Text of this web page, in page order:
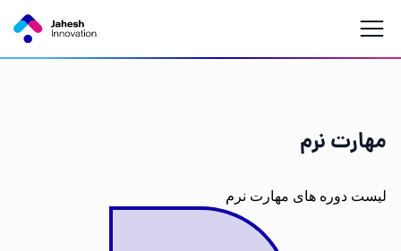
مهارت نرم
لیست دوره های مهارت نرم